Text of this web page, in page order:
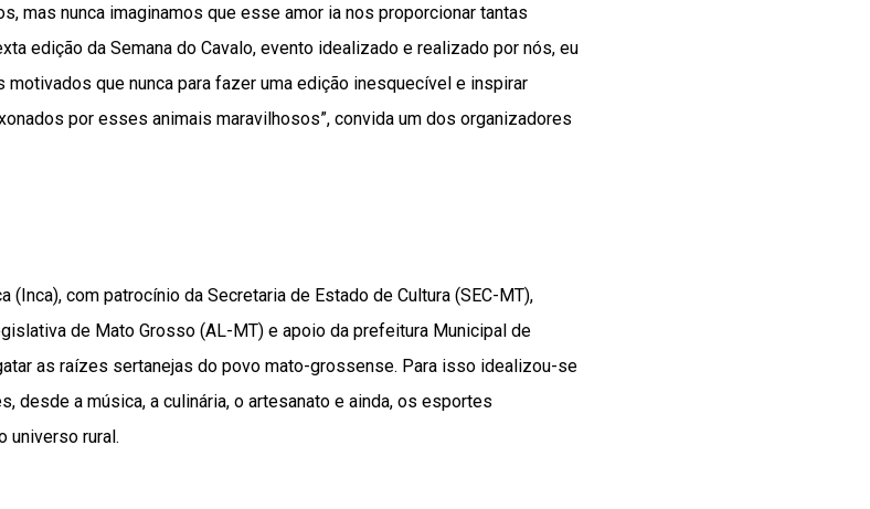
mas nunca imaginamos que esse amor ia nos proporcionar tantas
edição da Semana do Cavalo, evento idealizado e realizado por nós, eu
que nunca para fazer uma edição inesquecível e inspirar
por esses animais maravilhosos”, convida um dos organizadores
(Inca), com patrocínio da Secretaria de Estado de Cultura (SEC-MT),
de Mato Grosso (AL-MT) e apoio da prefeitura Municipal de
as raízes sertanejas do povo mato-grossense. Para isso idealizou-se
desde a música, a culinária, o artesanato e ainda, os esportes
universo rural.